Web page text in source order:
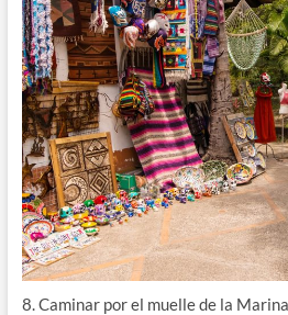
8. Caminar por el muelle de la